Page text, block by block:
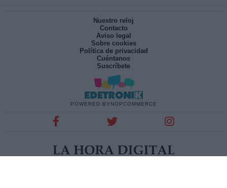
Nuestro reloj
Contacto
Aviso legal
Sobre cookies
Política de privacidad
Cuéntanos
Suscríbete
POWERED BY NOPCOMMERCE